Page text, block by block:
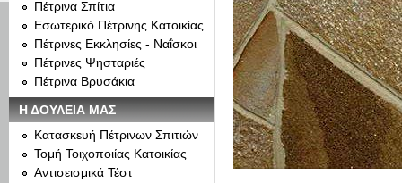
Πέτρινα Σπίτια
Εσωτερικό Πέτρινης Κατοικίας
Πέτρινες Εκκλησίες - Ναΐσκοι
Πέτρινες Ψησταριές
Πέτρινα Βρυσάκια
Η ΔΟΥΛΕΙΑ ΜΑΣ
Κατασκευή Πέτρινων Σπιτιών
Τομή Τοιχοποιίας Κατοικίας
Αντισεισμικά Τέστ